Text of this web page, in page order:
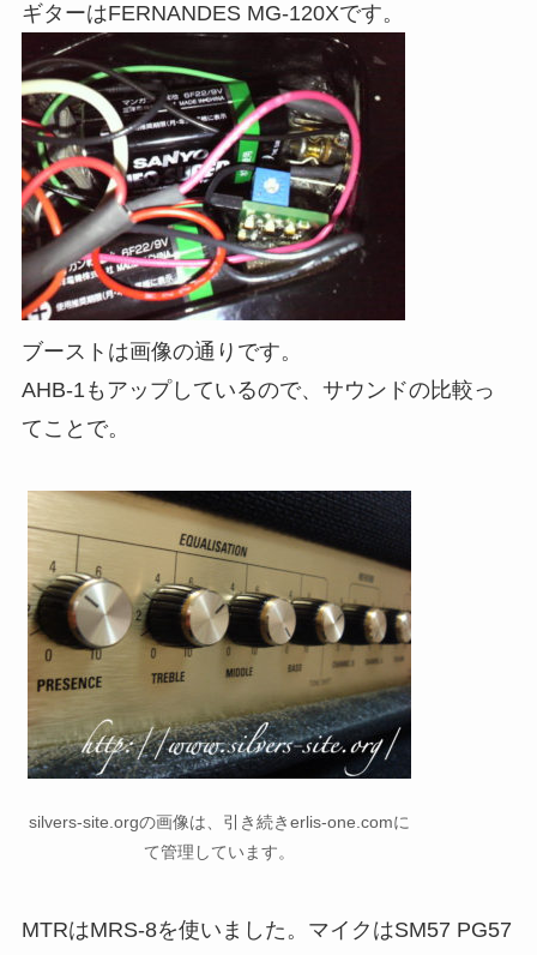
ギターはFERNANDES MG-120Xです。
ブーストは画像の通りです。
AHB-1もアップしているので、サウンドの比較っ
てことで。
silvers-site.orgの画像は、引き続きerlis-one.comに
て管理しています。
MTRはMRS-8を使いました。マイクはSM57 PG57